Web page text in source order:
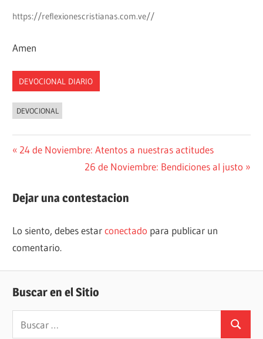
https://reflexionescristianas.com.ve//
Amen
DEVOCIONAL DIARIO
DEVOCIONAL
Navegación
entradas
Entrada
24 de Noviembre: Atentos a nuestras actitudes
Siguiente
26 de Noviembre: Bendiciones al justo
Dejar una contestacion
Lo siento, debes estarconectado para publicar un
comentario.
Buscar en el Sitio
Buscar